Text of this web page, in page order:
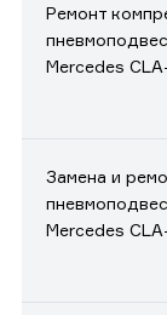
Ремонт
Mercedes
Замена и
Mercedes